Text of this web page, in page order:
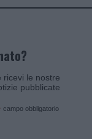
ricevi le nostre
pubblicate
campo obbligatorio